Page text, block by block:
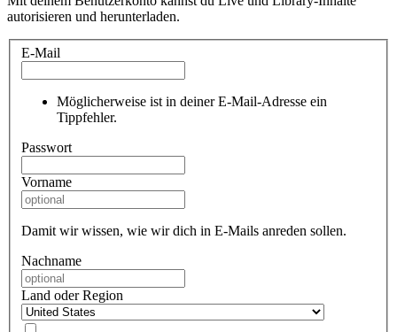
autorisieren und herunterladen.
E-Mail
Möglicherweise ist in deiner E-Mail-Adresse ein
Tippfehler.
Passwort
Vorname
Damit wir wissen, wie wir dich in E-Mails anreden sollen.
Nachname
Land oder Region